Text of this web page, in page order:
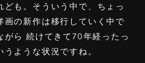
ども。そういう中で、ちょっ
画の新作は移行していく中で
がら 続けてきて70年経ったっ
ような状況ですね。